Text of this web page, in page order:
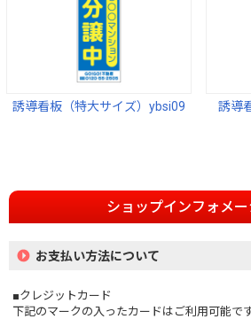
誘導看板（特大サイズ）ybsi09
誘導
ショップインフォメ
お支払い方法について
■クレジットカード
下記のマークの入ったカードはご利用可能です